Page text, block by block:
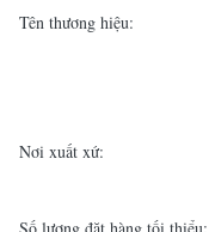
Tên thương hiệu:
Nơi xuất xứ: